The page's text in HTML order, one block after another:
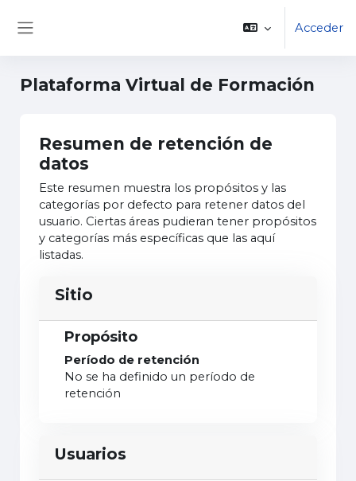
Acceder
Plataforma Virtual de Formación
Resumen de retención de
datos
Este resumen muestra los propósitos y las
categorías por defecto para retener datos del
usuario. Ciertas áreas pudieran tener propósitos
y categorías más específicas que las aquí
listadas.
Sitio
Propósito
Período de retención
No se ha definido un período de
retención
Usuarios